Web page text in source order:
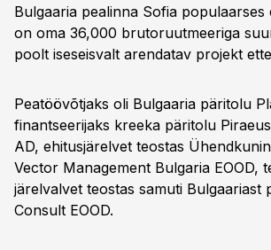
Bulgaaria pealinna Sofia populaarses
on oma 36,000 brutoruutmeeriga
poolt iseseisvalt arendatav projekt
Peatöövõtjaks oli Bulgaaria päritolu
finantseerijaks kreeka päritolu
AD, ehitusjärelvet teostas
Vector Management Bulgaria EOOD,
järelvalvet teostas samuti Bulgaariast
Consult EOOD.